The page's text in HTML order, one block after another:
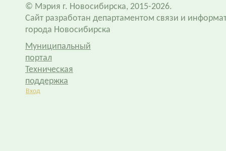
© Мэрия г. Новосибирска, 2015-2026.
Сайт разработан департаментом связи и
города Новосибирска
Муниципальный
портал
Техническая
поддержка
Вход